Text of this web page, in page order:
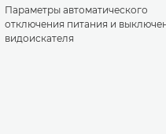
Параметры автоматического
отключения питания и
видоискателя